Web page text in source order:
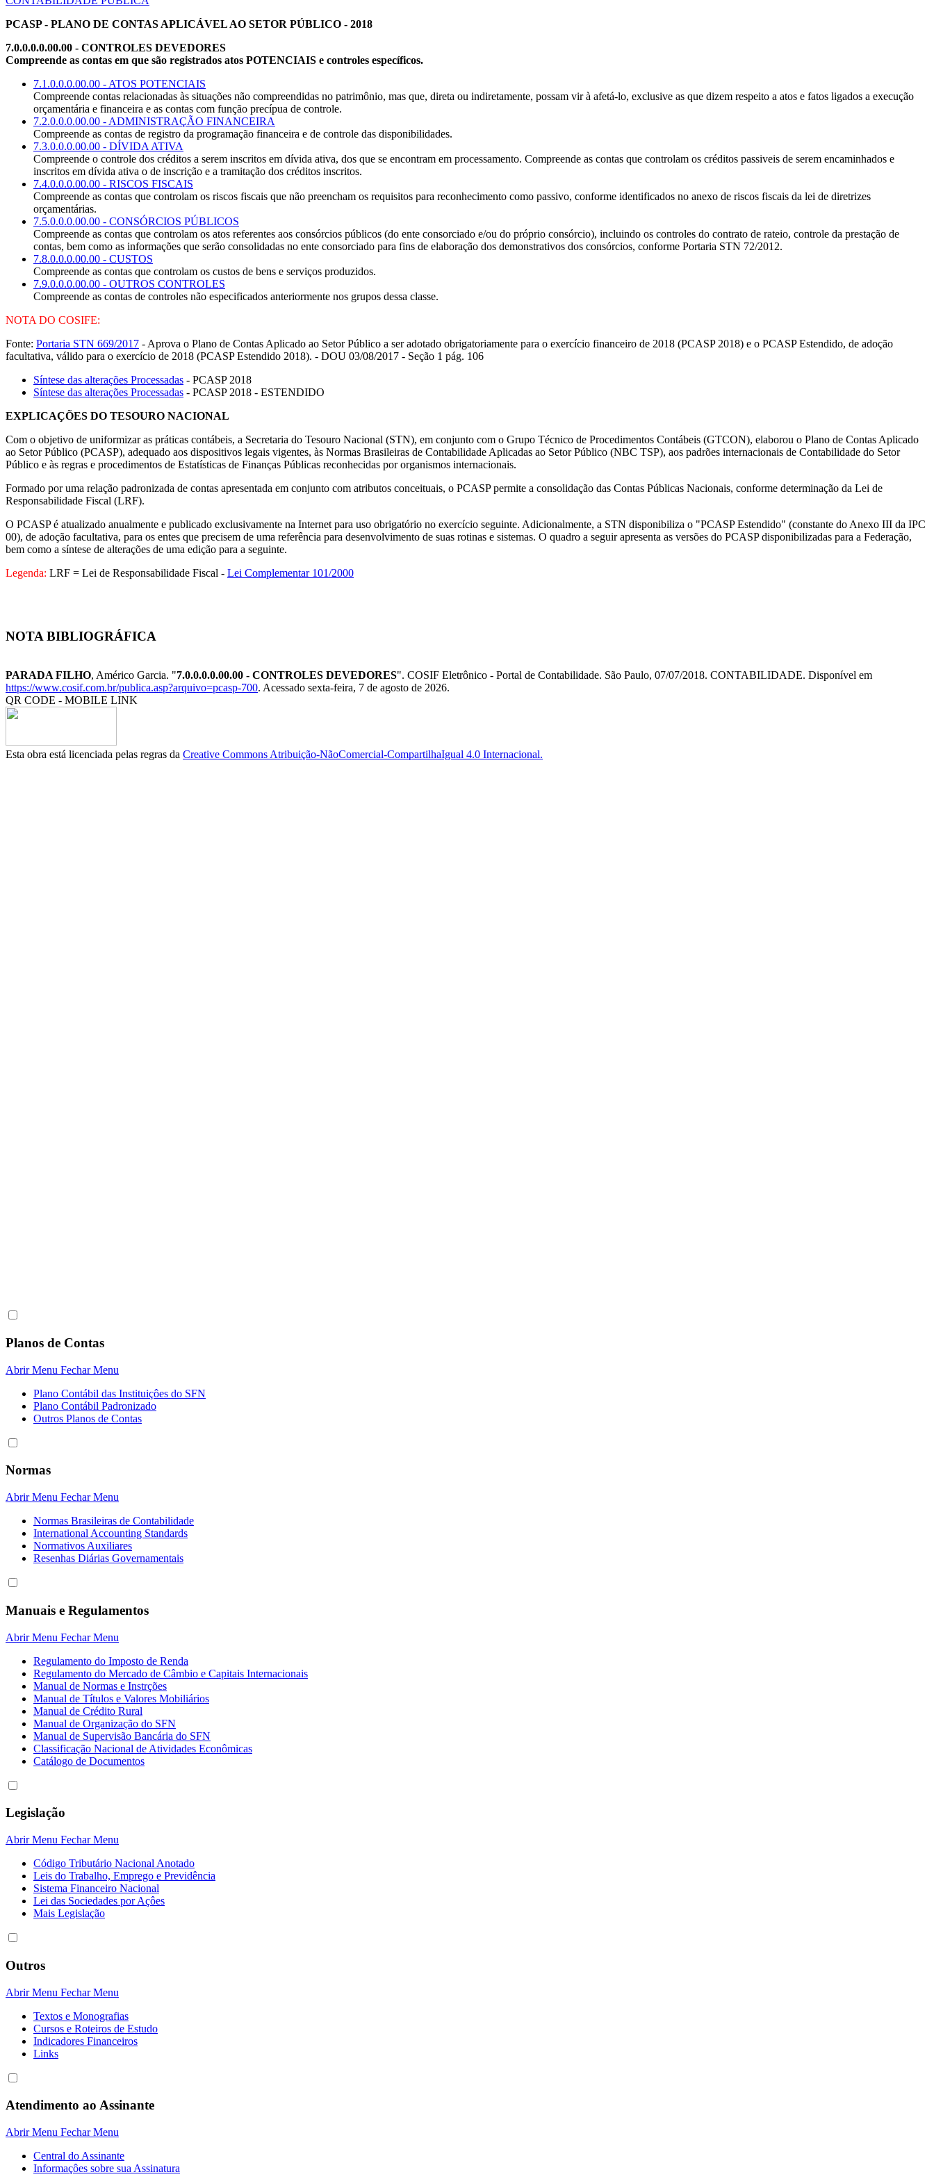
PCASP - PLANO DE CONTAS APLICÁVEL AO SETOR PÚBLICO - 2018
7.0.0.0.0.00.00 - CONTROLES DEVEDORES
Compreende as contas em que são registrados atos POTENCIAIS e controles específicos.
7.1.0.0.0.00.00 - ATOS POTENCIAIS
Compreende contas relacionadas às situações não compreendidas no patrimônio, mas que, direta ou indiretamente, possam vir à afetá-lo, exclusive as que dizem respeito a atos e fatos ligados a execução
orçamentária e financeira e as contas com função precípua de controle.
7.2.0.0.0.00.00 - ADMINISTRAÇÃO FINANCEIRA
Compreende as contas de registro da programação financeira e de controle das disponibilidades.
7.3.0.0.0.00.00 - DÍVIDA ATIVA
Compreende o controle dos créditos a serem inscritos em dívida ativa, dos que se encontram em processamento. Compreende as contas que controlam os créditos passiveis de serem encaminhados e
inscritos em dívida ativa o de inscrição e a tramitação dos créditos inscritos.
7.4.0.0.0.00.00 - RISCOS FISCAIS
Compreende as contas que controlam os riscos fiscais que não preencham os requisitos para reconhecimento como passivo, conforme identificados no anexo de riscos fiscais da lei de diretrizes
orçamentárias.
7.5.0.0.0.00.00 - CONSÓRCIOS PÚBLICOS
Compreende as contas que controlam os atos referentes aos consórcios públicos (do ente consorciado e/ou do próprio consórcio), incluindo os controles do contrato de rateio, controle da prestação de
contas, bem como as informações que serão consolidadas no ente consorciado para fins de elaboração dos demonstrativos dos consórcios, conforme Portaria STN 72/2012.
7.8.0.0.0.00.00 - CUSTOS
Compreende as contas que controlam os custos de bens e serviços produzidos.
7.9.0.0.0.00.00 - OUTROS CONTROLES
Compreende as contas de controles não especificados anteriormente nos grupos dessa classe.
NOTA DO COSIFE:
Fonte: Portaria STN 669/2017 - Aprova o Plano de Contas Aplicado ao Setor Público a ser adotado obrigatoriamente para o exercício financeiro de 2018 (PCASP 2018) e o PCASP Estendido, de adoção
facultativa, válido para o exercício de 2018 (PCASP Estendido 2018). - DOU 03/08/2017 - Seção 1 pág. 106
Síntese das alterações Processadas - PCASP 2018
Síntese das alterações Processadas - PCASP 2018 - ESTENDIDO
EXPLICAÇÕES DO TESOURO NACIONAL
Com o objetivo de uniformizar as práticas contábeis, a Secretaria do Tesouro Nacional (STN), em conjunto com o Grupo Técnico de Procedimentos Contábeis (GTCON), elaborou o Plano de Contas Aplicado
ao Setor Público (PCASP), adequado aos dispositivos legais vigentes, às Normas Brasileiras de Contabilidade Aplicadas ao Setor Público (NBC TSP), aos padrões internacionais de Contabilidade do Setor
Público e às regras e procedimentos de Estatísticas de Finanças Públicas reconhecidas por organismos internacionais.
Formado por uma relação padronizada de contas apresentada em conjunto com atributos conceituais, o PCASP permite a consolidação das Contas Públicas Nacionais, conforme determinação da Lei de
Responsabilidade Fiscal (LRF).
O PCASP é atualizado anualmente e publicado exclusivamente na Internet para uso obrigatório no exercício seguinte. Adicionalmente, a STN disponibiliza o "PCASP Estendido" (constante do Anexo III da IPC
00), de adoção facultativa, para os entes que precisem de uma referência para desenvolvimento de suas rotinas e sistemas. O quadro a seguir apresenta as versões do PCASP disponibilizadas para a Federação,
bem como a síntese de alterações de uma edição para a seguinte.
Legenda: LRF = Lei de Responsabilidade Fiscal - Lei Complementar 101/2000
NOTA BIBLIOGRÁFICA
PARADA FILHO, Américo Garcia. "7.0.0.0.0.00.00 - CONTROLES DEVEDORES". COSIF Eletrônico - Portal de Contabilidade. São Paulo, 07/07/2018. CONTABILIDADE. Disponível em
https://www.cosif.com.br/publica.asp?arquivo=pcasp-700. Acessado sexta-feira, 7 de agosto de 2026.
QR CODE - MOBILE LINK
Esta obra está licenciada pelas regras da Creative Commons Atribuição-NãoComercial-CompartilhaIgual 4.0 Internacional.
Planos de Contas
Abrir Menu Fechar Menu
Plano Contábil das Instituiçôes do SFN
Plano Contábil Padronizado
Outros Planos de Contas
Normas
Abrir Menu Fechar Menu
Normas Brasileiras de Contabilidade
International Accounting Standards
Normativos Auxiliares
Resenhas Diárias Governamentais
Manuais e Regulamentos
Abrir Menu Fechar Menu
Regulamento do Imposto de Renda
Regulamento do Mercado de Câmbio e Capitais Internacionais
Manual de Normas e Instrções
Manual de Títulos e Valores Mobiliários
Manual de Crédito Rural
Manual de Organização do SFN
Manual de Supervisão Bancária do SFN
Classificação Nacional de Atividades Econômicas
Catálogo de Documentos
Legislação
Abrir Menu Fechar Menu
Código Tributário Nacional Anotado
Leis do Trabalho, Emprego e Previdência
Sistema Financeiro Nacional
Lei das Sociedades por Açôes
Mais Legislação
Outros
Abrir Menu Fechar Menu
Textos e Monografias
Cursos e Roteiros de Estudo
Indicadores Financeiros
Links
Atendimento ao Assinante
Abrir Menu Fechar Menu
Central do Assinante
Informaçôes sobre sua Assinatura